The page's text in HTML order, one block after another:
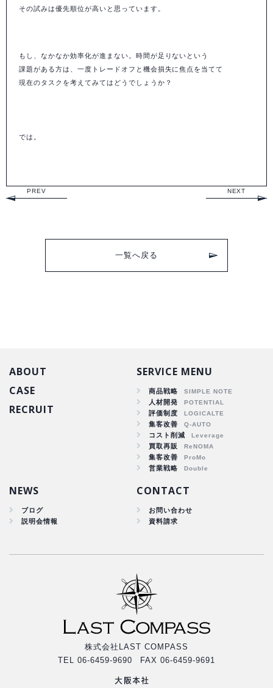
その試みは優先順位が高いと思っています。
もし、なかなか効率化が進まない。時間が足りないという
課題がある方は、一度トレードオフと機会損失に焦点を当てて
現在のタスクを考えてみてはどうでしょうか？
では。
PREV NEXT
一覧へ戻る
ABOUT
CASE
商品戦略
RECRUIT
SERVICE MENU
商品戦略
人材開発
評価制度
集客改善
コスト削減
買取再販
集客改善
営業戦略
NEWS
ブログ
説明会情報
CONTACT
お問い合わせ
資料請求
株式会社LAST COMPASS
TEL 06-6459-9690 FAX 06-6459-9691
大阪本社